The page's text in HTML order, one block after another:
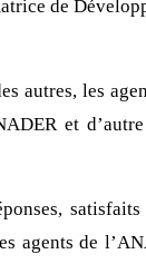
de
autres, les
et
agents de